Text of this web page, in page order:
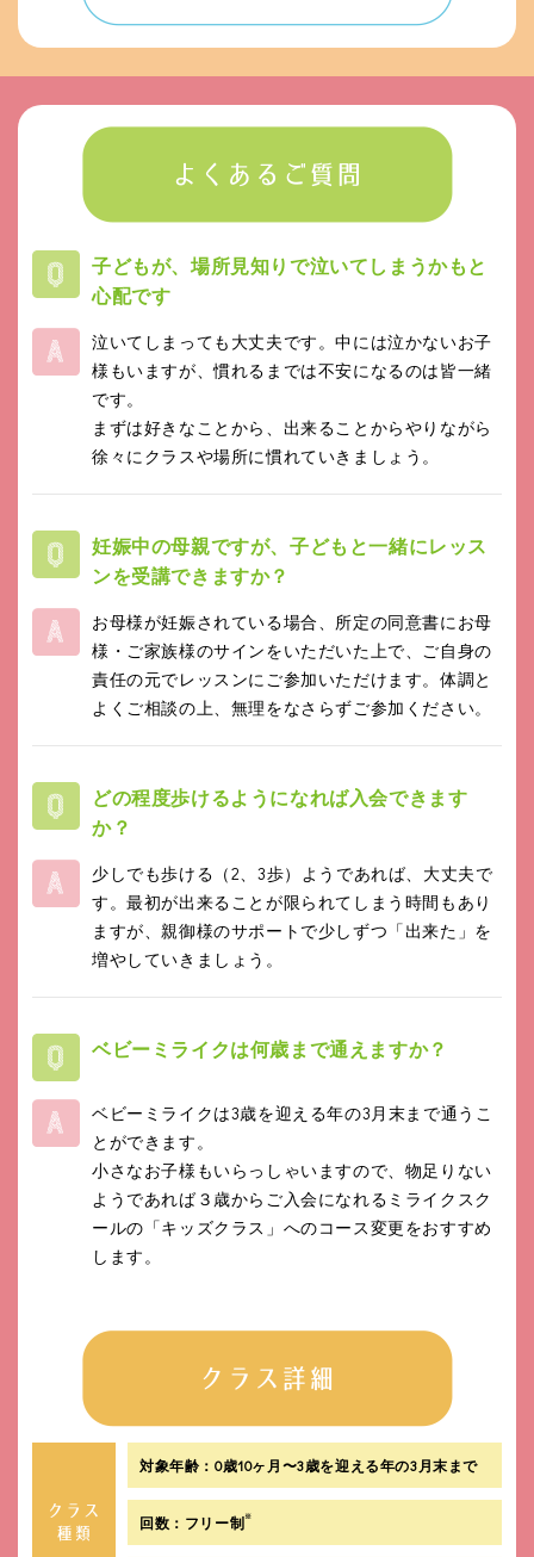
子どもが、場所見知りで泣いてしまうかもと
心配です
泣いてしまっても大丈夫です。中には泣かないお子
様もいますが、慣れるまでは不安になるのは皆一緒
です。
まずは好きなことから、出来ることからやりながら
徐々にクラスや場所に慣れていきましょう。
妊娠中の母親ですが、子どもと一緒にレッス
ンを受講できますか？
お母様が妊娠されている場合、所定の同意書にお母
様・ご家族様のサインをいただいた上で、ご自身の
責任の元でレッスンにご参加いただけます。体調と
よくご相談の上、無理をなさらずご参加ください。
どの程度歩けるようになれば入会できます
か？
少しでも歩ける（2、3歩）ようであれば、大丈夫で
す。最初が出来ることが限られてしまう時間もあり
ますが、親御様のサポートで少しずつ「出来た」を
増やしていきましょう。
ベビーミライクは何歳まで通えますか？
ベビーミライクは3歳を迎える年の3月末まで通うこ
とができます。
小さなお子様もいらっしゃいますので、物足りない
ようであれば３歳からご入会になれるミライクスク
ールの「キッズクラス」へのコース変更をおすすめ
します。
対象年齢：0歳10ヶ月〜3歳を迎える年の3月末まで
回数：フリー制※